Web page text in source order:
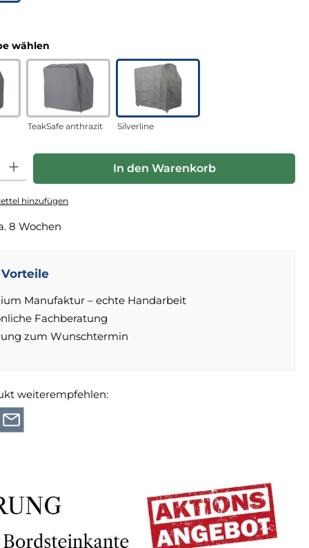
wählen
TeakSafe anthrazit Silverline
Gib den gewünschten Wert ein oder benutze die
In den Warenkorb
hinzufügen
8 Wochen
Manufaktur – echte Handarbeit
Fachberatung
zum Wunschtermin
weiterempfehlen: